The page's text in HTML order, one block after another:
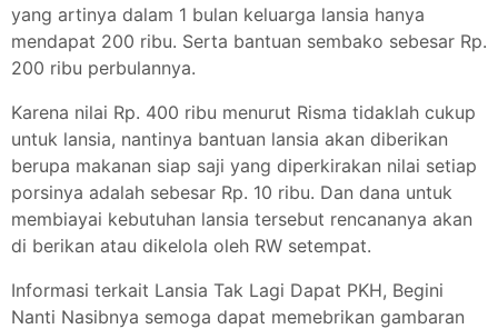
yang artinya dalam 1 bulan keluarga lansia hanya
mendapat 200 ribu. Serta bantuan sembako sebesar Rp.
200 ribu perbulannya.
Karena nilai Rp. 400 ribu menurut Risma tidaklah cukup
untuk lansia, nantinya bantuan lansia akan diberikan
berupa makanan siap saji yang diperkirakan nilai setiap
porsinya adalah sebesar Rp. 10 ribu. Dan dana untuk
membiayai kebutuhan lansia tersebut rencananya akan
di berikan atau dikelola oleh RW setempat.
Informasi terkait Lansia Tak Lagi Dapat PKH, Begini
Nanti Nasibnya semoga dapat memebrikan gambaran